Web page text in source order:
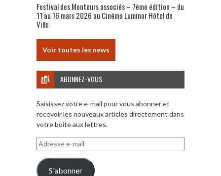
Festival des Monteurs associés – 7ème édition – du
11 au 16 mars 2026 au Cinéma Luminor Hôtel de
Ville
Voir toutes les news
ABONNEZ-VOUS
Saisissez votre e-mail pour vous abonner et
recevoir les nouveaux articles directement dans
votre boite aux lettres.
Adresse
e-
mail
S'abonner